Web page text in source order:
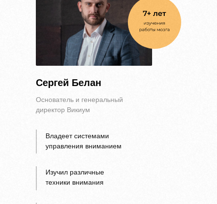
Сергей Белан
Основатель и генеральный
директор Викиум
Изучил различные
техники внимания
Владеет системами
управления вниманием